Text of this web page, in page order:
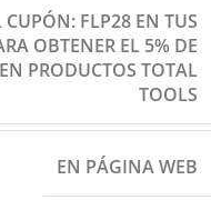
CUPÓN: FLP28 EN TUS
OBTENER EL 5% DE
PRODUCTOS TOTAL
TOOLS
EN PÁGINA WEB